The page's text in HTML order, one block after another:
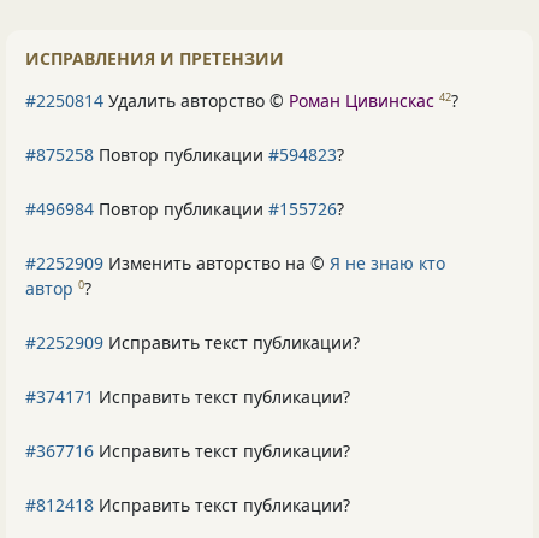
ИСПРАВЛЕНИЯ И ПРЕТЕНЗИИ
#2250814 Удалить авторство © Роман Цивинскас 42?
#875258 Повтор публикации #594823?
#496984 Повтор публикации #155726?
#2252909 Изменить авторство на © Я не знаю кто
автор 0?
#2252909 Исправить текст публикации?
#374171 Исправить текст публикации?
#367716 Исправить текст публикации?
#812418 Исправить текст публикации?